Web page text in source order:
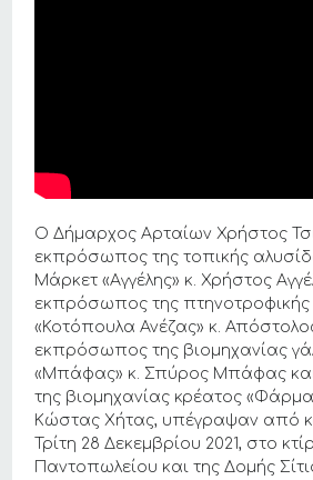
Ο Δήμαρχος Αρταίων Χρήστος
εκπρόσωπος της τοπικής
Μάρκετ «Αγγέλης» κ. Χρήστος
εκπρόσωπος της πτηνοτροφικής
«Κοτόπουλα Ανέζας» κ.
εκπρόσωπος της βιομηχανίας
«Μπάφας» κ. Σπύρος Μπάφας
της βιομηχανίας κρέατος «Φάρμα
Κώστας Χήτας, υπέγραψαν από
Τρίτη 28 Δεκεμβρίου 2021, στο
Παντοπωλείου και της Δομής